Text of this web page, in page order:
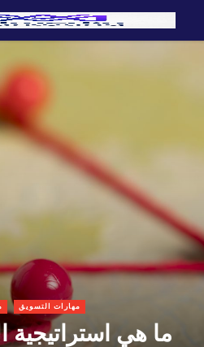
مهارات التسويق
ما هي استراتيجية